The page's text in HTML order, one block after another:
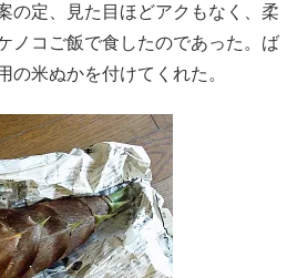
の定、見た目ほどアクもなく、柔
ノコご飯で食したのであった。ば
の米ぬかを付けてくれた。